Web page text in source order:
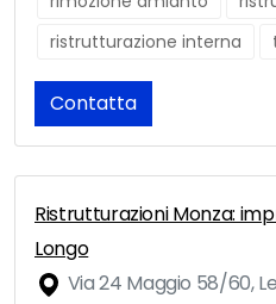
ristrutturazione interna
Contatta
Ristrutturazioni Monza:
Longo
Via 24 Maggio 58/60,